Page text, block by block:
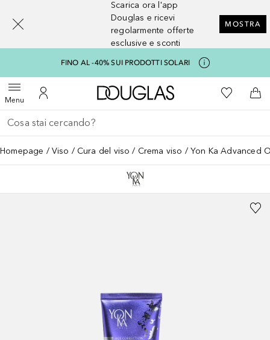
Scarica ora l'app
Douglas e ricevi
regolarmente offerte
esclusive e sconti
MOSTRA
FINO AL -40% SUI PRODOTTI SOLARI
MenuApri menuAl Mio Account
A Douglas HomeAlla Mia
Al
Torna indietro
Esegui ricerca
Homepage Viso Cura del viso Crema viso Yon Ka Advanced
[navigation.slideout.screenreader]